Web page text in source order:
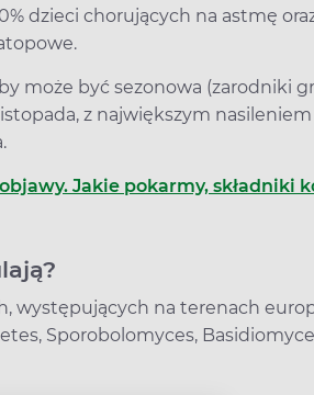
dzieci chorujących na astmę
może być sezonowa (zarodniki
z największym nasileniem
Jakie pokarmy, składniki
występujących na terenach
Sporobolomyces,